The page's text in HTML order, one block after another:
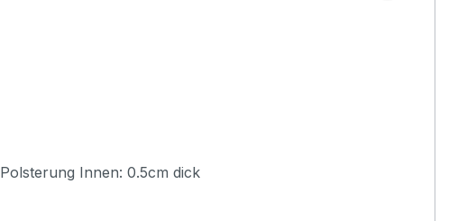
Tasche für Magadi Kalimba M7 oder M8. Innenmaße: 14,6 cm (lang) x 9,6 cm (breit) x 4,3 cm (tief) Polsterung Innen: 0.5cm dick